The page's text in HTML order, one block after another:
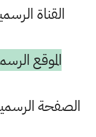
القناة
الموقع
الصفحة